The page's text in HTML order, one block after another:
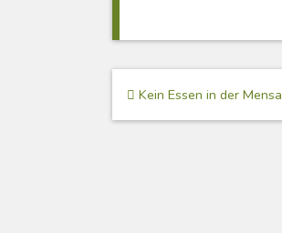
Beitragsnavigation
Kein Essen in der Mensa